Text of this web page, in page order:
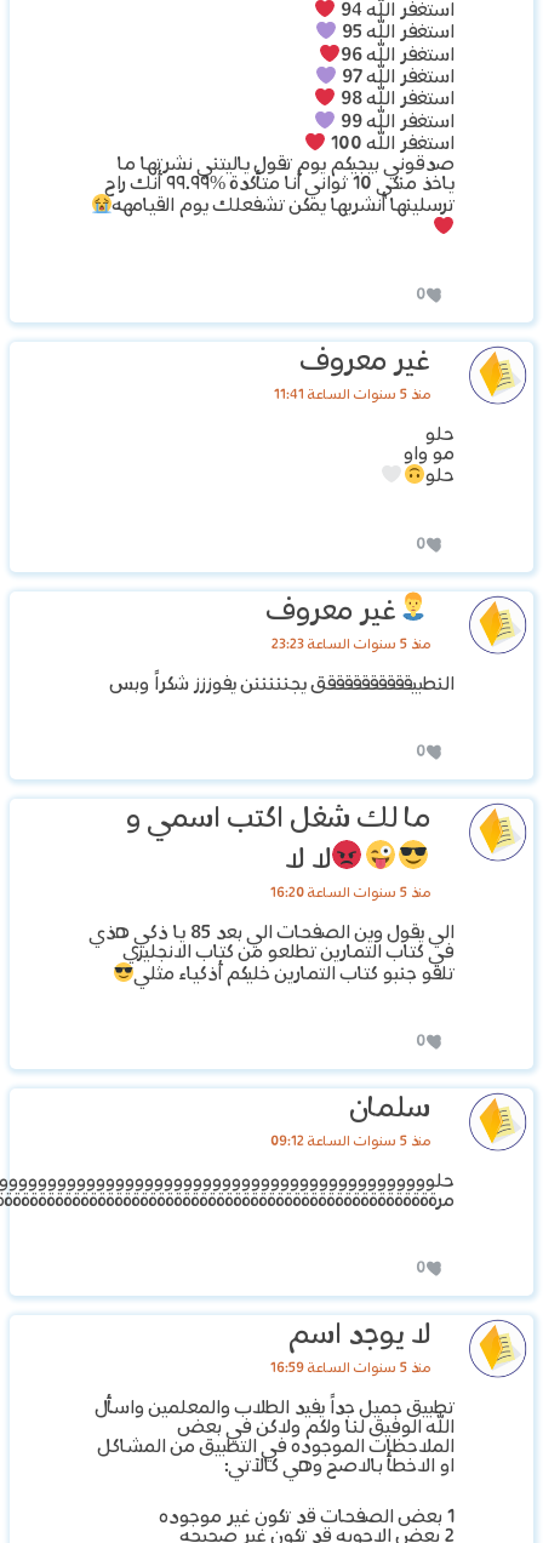
استغفر الله 94
استغفر الله 95
استغفر الله 96
استغفر الله 97
استغفر الله 98
استغفر الله 99
استغفر الله 100
صدقوني بيجيكم يوم تقول ياليتني نشرتها ما
ياخذ منكي 10 ثواني أنا متأكدة %٩٩.٩٩ أنك راح
ترسلينها أنشريها يمكن تشفعلك يوم القيامهه
0
غير معروف
منذ 5 سنوات الساعة 11:41
حلو
مو واو
حلو
0
غير معروف
منذ 5 سنوات الساعة 23:23
النطبيققققققققققق يجنننننن يفوززز شكراً وبس
0
ما لك شغل اكتب اسمي و
لا لا
منذ 5 سنوات الساعة 16:20
الي يقول وين الصفحات الي بعد 85 يا ذكي هذي
في كتاب التمارين تطلعو من كتاب الانجليزي
تلقو جنبو كتاب التمارين خليكم أذكياء مثلي
0
سلمان
منذ 5 سنوات الساعة 09:12
0
لا يوجد اسم
منذ 5 سنوات الساعة 16:59
تطبيق جميل جداً يفيد الطلاب والمعلمين واسأل
الله الوفيق لنا ولكم ولاكن في بعض
الملاحظات الموجوده في التطبيق من المشاكل
او الاخطأ بالاصح وهي كالآتي:
1 بعض الصفحات قد تكون غير موجوده
2 بعض الاجوبه قد تكون غير صحيحه